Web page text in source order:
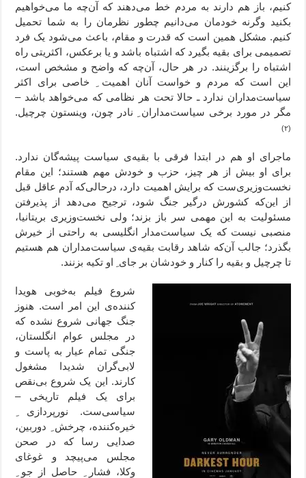
کنیم، باز هم دارند به مردم خط می‌دهند که آن‌چه ما می‌خواهیم
بکنید وگرنه خودمان می‌دانیم چطور نظرمان را به شما تحمیل
کنیم. مشکل همین است که قدرت و مقام،‌ باعث می‌شود یک فرد
تصمیمی برای بقیه بگیرد که اشتباه باشد و یا برعکس، اکثریتی راه
اشتباه را برگزینند. در هر حال، آ‌ن‌چه که واضح و مشخص است،
این است که مردم و خواست آنان اهمیت ِ خاصی برای اکثر
سیاست‌مداران ندارد ـ حالا تحت هر نظامی که می‌خواهد باشد –
مگر در مورد برخی سیاست‌مداران ِ نادر چون، وینستون چرچیل.
(۲)
ماجرای او هم در ابتدا فرقی با بقیه‌ی سیاست پیشه‌گان ندارد.
برای او بیش از هر چیز، حزب و خودش مهم هستند؛ این مقام
نخست‌وزیری‌ست که برایش اهمیت دارد، درحالی‌که آدم عاقل قبل
از این‌که کشورش درگیر جنگ شود، ترجیح می‌دهد از پذیرفتن
مسئولیت به این مهمی سر باز بزند؛ ولی نخست‌وزیری بریتانیا،
منصبی نیست که یک سیاست‌مدار انگلیسی به راحتی از خیرش
بگذرد؛ جالب آن‌که شاهد رقابت بقیه‌ی سیاست‌مداران هم هستیم
تا چرچیل و بقیه را کنار و خودشان بر جای ِ او تکیه بزنند.
شروع فیلم به‌خوبی هویدا
کننده‌ی این امر است. هنوز
جنگ جهانی شروع نشده که
در مجلس عوام انگلستان،
جنگی تمام عیار به پاست و
لابی‌گران شدیدا مشغول
کارند. این یک شروع بی‌نقص
برای یک فیلم تاریخی –
سیاسی‌ست. نورپردازی ِ
خیره‌کننده، چرخش ِ دوربین،‌
صدایی رسا که در صحن
مجلس می‌پیچد و غوغای
وکلا، فشار ِ حاصل از جو ِ